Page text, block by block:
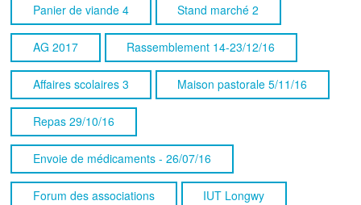
Panier de viande 4 Stand marché 2
AG 2017 Rassemblement 14-23/12/16
Affaires scolaires 3 Maison pastorale 5/11/16
Repas 29/10/16
Envoie de médicaments - 26/07/16
Forum des associations IUT Longwy